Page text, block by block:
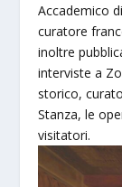
Accademico
curatore
inoltre
interviste a
storico,
Stanza, le
visitatori.